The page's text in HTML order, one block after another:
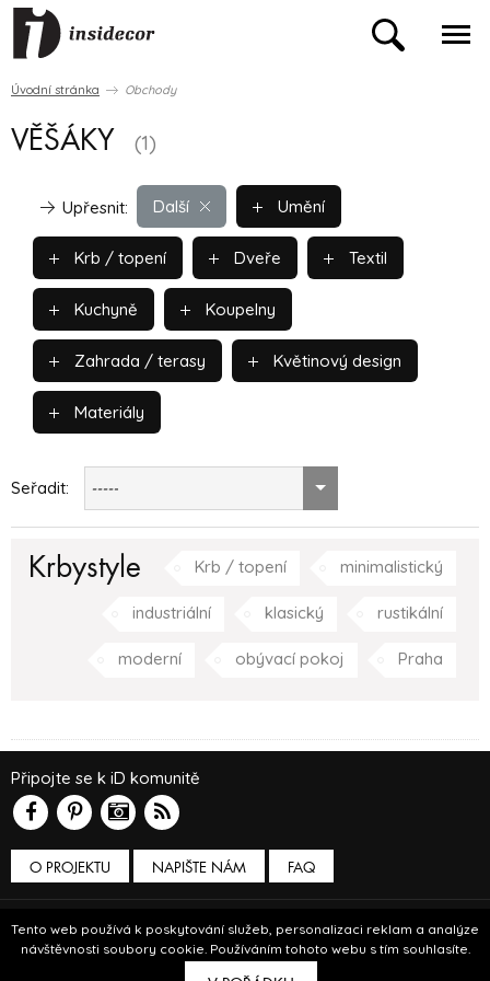
Tento web používá k poskytování služeb, personalizaci reklam a analýze
návštěvnosti soubory cookie. Používáním tohoto webu s tím souhlasíte.
Úvodní stránka Obchody
VĚŠÁKY (1)
Další
Upřesnit: Umění
Krb / topení Dveře Textil
Kuchyně Koupelny
Zahrada / terasy Květinový design
Materiály
Seřadit: -----
Krbystyle Krb / topení minimalistický
industriální klasický rustikální
moderní obývací pokoj Praha
O PROJEKTU NAPIŠTE NÁM
Připojte se k iD komunitě
FAQ
Podmínky používání
© Insidecor 2013-2019.